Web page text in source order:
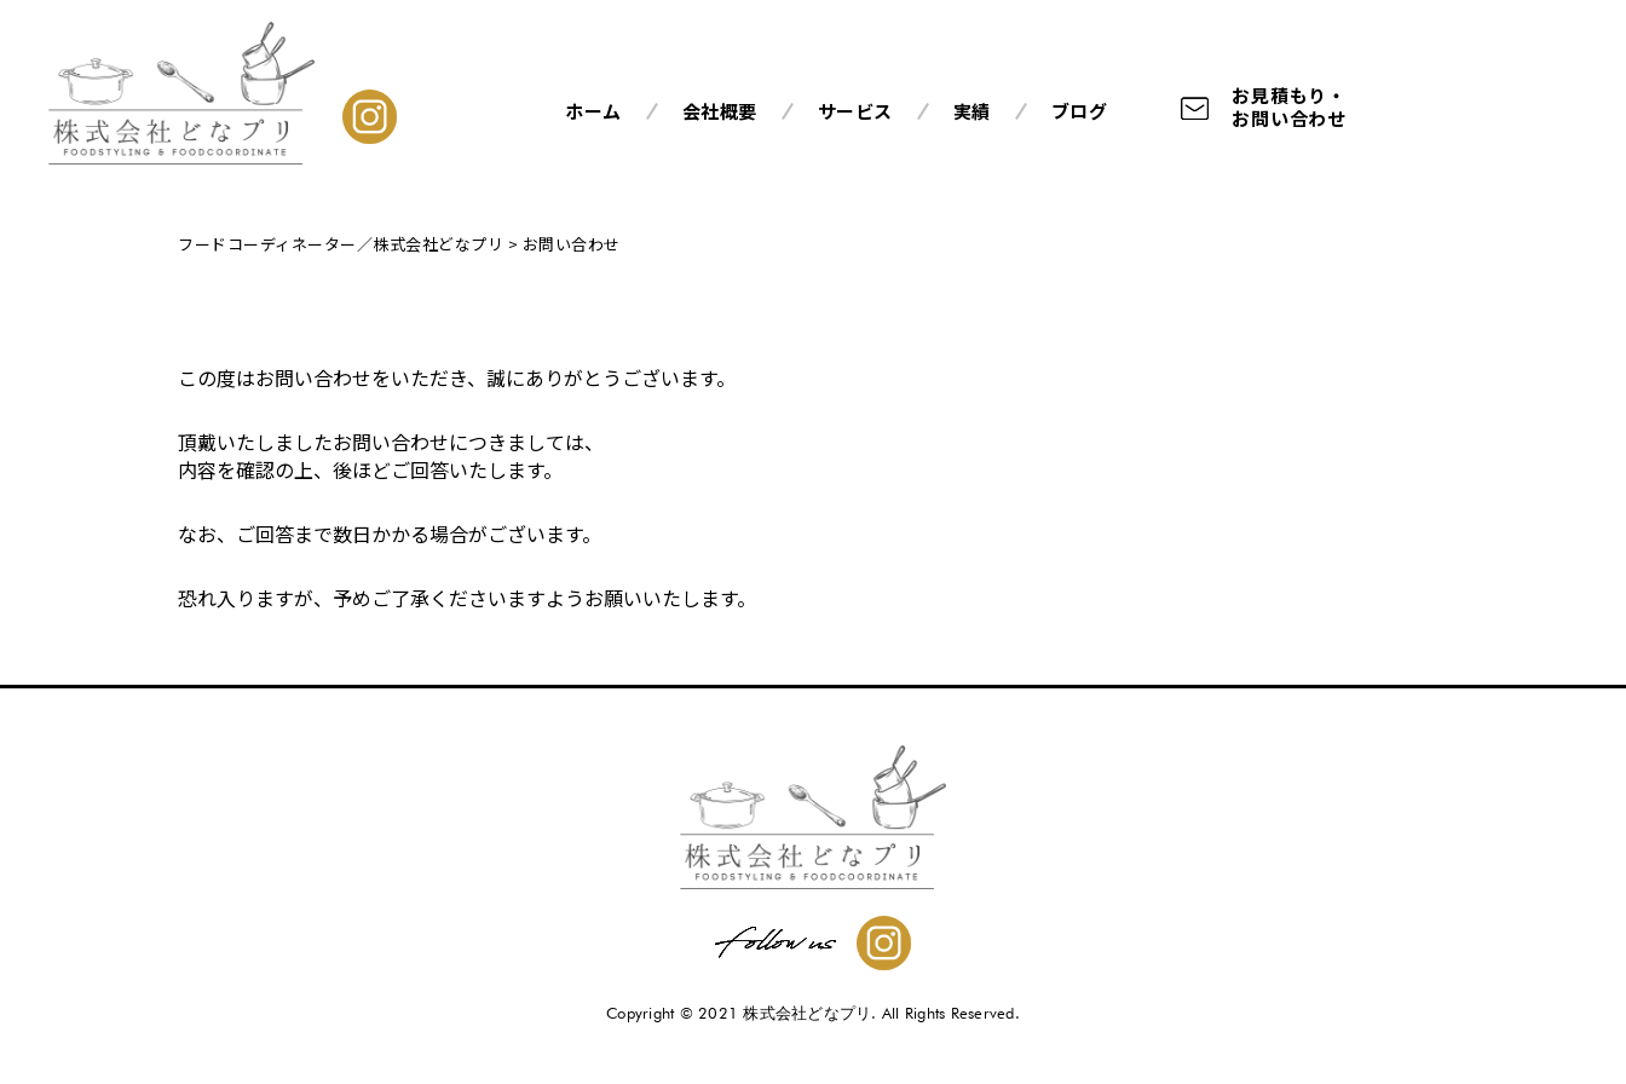
ホーム 会社概要 サービス 実績 ブログ
お見積もり・
お問い合わせ
フードコーディネーター／株式会社どなプリ > お問い合わせ
この度はお問い合わせをいただき、誠にありがとうございます。
頂戴いたしましたお問い合わせにつきましては、
内容を確認の上、後ほどご回答いたします。
なお、ご回答まで数日かかる場合がございます。
恐れ入りますが、予めご了承くださいますようお願いいたします。
Copyright © 2021 株式会社どなプリ. All Rights Reserved.